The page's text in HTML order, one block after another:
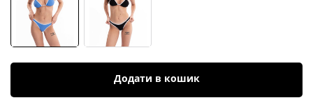
Додати в кошик